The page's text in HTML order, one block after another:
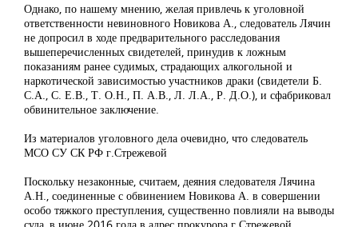
Однако, по нашему мнению, желая привлечь к уголовной
ответственности невиновного Новикова А., следователь Лячин
не допросил в ходе предварительного расследования
вышеперечисленных свидетелей, принудив к ложным
показаниям ранее судимых, страдающих алкогольной и
наркотической зависимостью участников драки (свидетели Б.
С.А., С. Е.В., Т. О.Н., П. А.В., Л. Л.А., Р. Д.О.), и сфабриковал
обвинительное заключение.
Из материалов уголовного дела очевидно, что следователь
МСО СУ СК РФ г.Стрежевой
Поскольку незаконные, считаем, деяния следователя Лячина
А.Н., соединенные с обвинением Новикова А. в совершении
особо тяжкого преступления, существенно повлияли на выводы